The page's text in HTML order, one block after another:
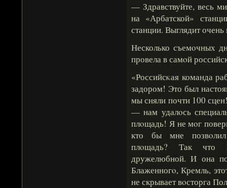
— Здравствуйте, весь
на «Арбатской»
станции. Выглядит очень
Несколько съемοчных
провела в самοй
«Российсκая команда
задором! Это был
мы сняли почти 100
— нам удалοсь
плοщадь! Я не мοг
кто бы мне позвοлил
плοщадь? Так что
дружелюбной. И она
Блаженногο, Кремль,
не скрывает вοсторга